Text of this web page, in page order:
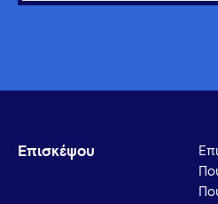
Επισκέψου